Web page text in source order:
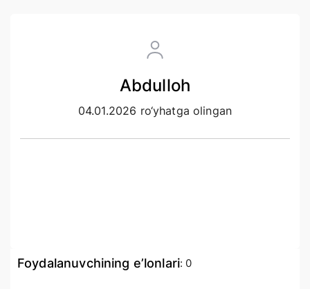
Abdulloh
04.01.2026 ro‘yhatga olingan
Foydalanuvchining e’lonlari: 0